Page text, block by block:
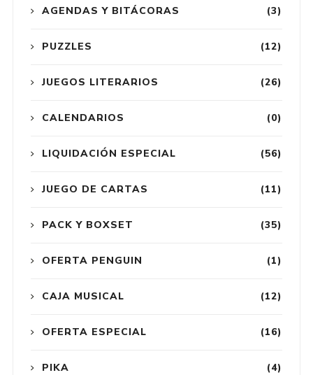
(3)
AGENDAS Y BITÁCORAS
(12)
PUZZLES
(26)
JUEGOS LITERARIOS
(0)
CALENDARIOS
(56)
LIQUIDACIÓN ESPECIAL
(11)
JUEGO DE CARTAS
(35)
PACK Y BOXSET
(1)
OFERTA PENGUIN
(12)
CAJA MUSICAL
(16)
OFERTA ESPECIAL
(4)
PIKA